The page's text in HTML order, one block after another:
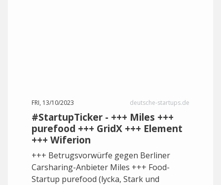
FRI, 13/10/2023 deutsche-startups.de
#StartupTicker - +++ Miles +++
purefood +++ GridX +++ Element
+++ Wiferion
+++ Betrugsvorwürfe gegen Berliner
Carsharing-Anbieter Miles +++ Food-
Startup purefood (lycka, Stark und